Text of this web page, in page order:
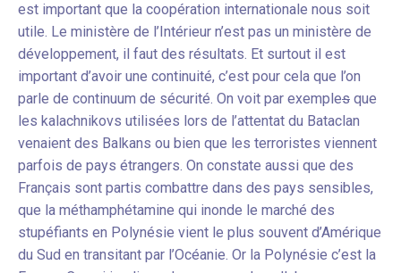
est important que la coopération internationale nous soit
utile. Le ministère de l’Intérieur n’est pas un ministère de
développement, il faut des résultats. Et surtout il est
important d’avoir une continuité, c’est pour cela que l’on
parle de continuum de sécurité. On voit par exemples que
les kalachnikovs utilisées lors de l’attentat du Bataclan
venaient des Balkans ou bien que les terroristes viennent
parfois de pays étrangers. On constate aussi que des
Français sont partis combattre dans des pays sensibles,
que la méthamphétamine qui inonde le marché des
stupéfiants en Polynésie vient le plus souvent d’Amérique
du Sud en transitant par l’Océanie. Or la Polynésie c’est la